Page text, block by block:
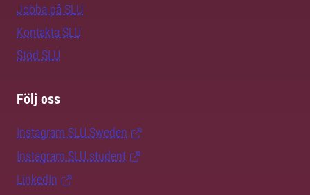
Jobba på SLU
Kontakta SLU
Stöd SLU
Följ oss
Instagram SLU.Sweden
Instagram SLU.student
LinkedIn